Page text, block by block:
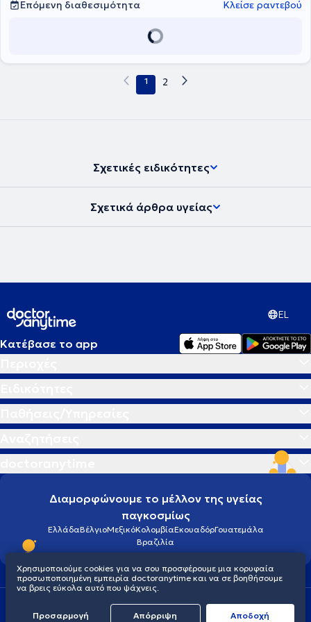
Επόμενη διαθεσιμότητα Κλείσε ραντεβού
1 2
Σχετικές ειδικότητες
Σχετικά άρθρα υγείας
EL
Κατέβασε το app
Διαμορφώνουμε το μέλλον της υγείας
παγκοσμίως
ΕλλάδαΒέλγιοΜεξικόΚολομβίαΕκουαδόρΓουατεμάλα
Βραζιλία
Πολιτική προστασίας προσωπικού απορρήτου
© 2026 doctoranytime
Χρησιμοποιούμε cookies για να σου προσφέρουμε μια κορυφαία
προσωποποιημένη εμπειρία doctoranytime και να σε βοηθήσουμε
να βρεις εύκολα αυτό που ψάχνεις.
Προσαρμογή Απόρριψη Aποδοχή